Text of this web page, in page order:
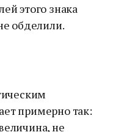
этого знака
обделили.
примерно так:
не